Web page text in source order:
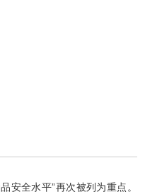
全水平”再次被列为重点。